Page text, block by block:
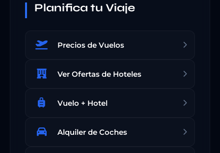
Planifica tu Viaje
Precios de Vuelos
Ver Ofertas de Hoteles
Vuelo + Hotel
Alquiler de Coches